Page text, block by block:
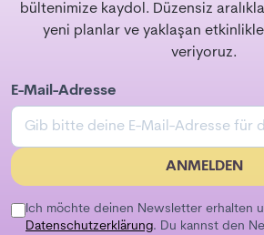
bültenimize kaydol. Düzensiz
yeni planlar ve yaklaşan
veriyoruz.
E-Mail-Adresse
ANMELDEN
Ich möchte deinen Newsletter erhalten
Datenschutzerklärung. Du kannst den